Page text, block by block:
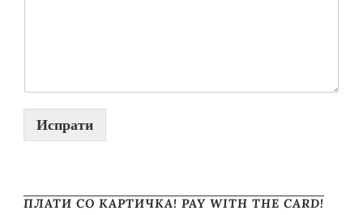
Испрати
ПЛАТИ СО КАРТИЧКА! PAY WITH THE CARD!